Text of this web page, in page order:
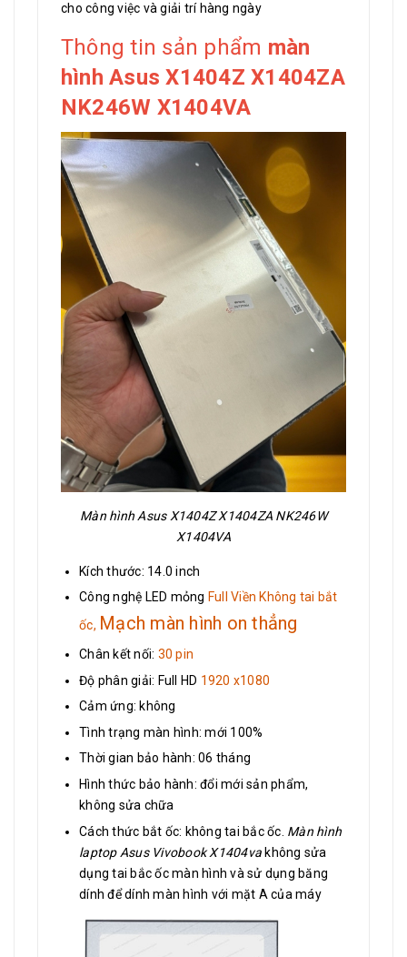
cho công việc và giải trí hàng ngày
Thông tin sản phẩm màn
hình Asus X1404Z X1404ZA
NK246W X1404VA
Màn hình Asus X1404Z X1404ZA NK246W
X1404VA
Kích thước: 14.0 inch
Công nghệ LED mỏng Full Viền Không tai bắt
ốc, Mạch màn hình on thẳng
Chân kết nối: 30 pin
Độ phân giải: Full HD 1920 x1080
Cảm ứng: không
Tình trạng màn hình: mới 100%
Thời gian bảo hành: 06 tháng
Hình thức bảo hành: đổi mới sản phẩm,
không sửa chữa
Cách thức bắt ốc: không tai bắc ốc. Màn hình
laptop Asus Vivobook X1404vakhông sửa
dụng tai bắc ốc màn hình và sử dụng băng
dính để dính màn hình với mặt A của máy